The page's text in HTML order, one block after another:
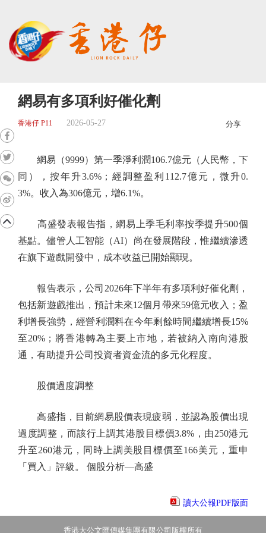
網易有多項利好催化劑
香港仔 P11 2026-05-27 分享
網易（9999）第一季淨利潤106.7億元（人民幣，下
同），按年升3.6%；經調整盈利112.7億元，微升0.
3%。收入為306億元，增6.1%。
高盛發表報告指，網易上季毛利率按季提升500個
基點。儘管人工智能（AI）尚在發展階段，惟繼續滲透
在旗下遊戲開發中，成本收益已開始顯現。
報告表示，公司2026年下半年有多項利好催化劑，
包括新遊戲推出，預計未來12個月帶來59億元收入；盈
利增長強勢，經營利潤料在今年剩餘時間繼續增長15%
至20%；將香港轉為主要上市地，若被納入南向港股
通，有助提升公司投資者資金流的多元化程度。
股價過度調整
高盛指，目前網易股價表現疲弱，並認為股價出現
過度調整，而該行上調其港股目標價3.8%，由250港元
升至260港元，同時上調美股目標價至166美元，重申
「買入」評級。 個股分析—高盛
讀大公報PDF版面
香港大公文匯傳媒集團有限公司版權所有